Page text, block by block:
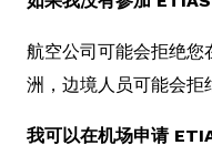
航空公司可能会拒绝您
洲，边境人员可能会拒
我可以在机场申请